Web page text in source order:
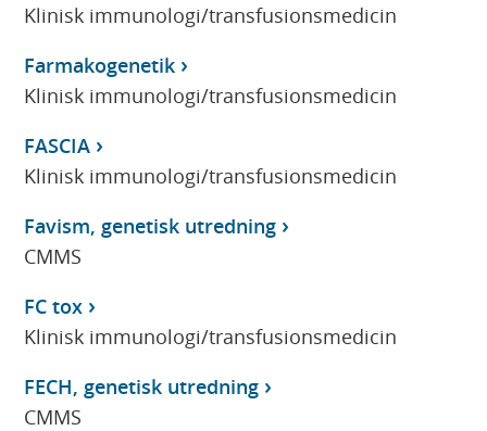
Klinisk immunologi/transfusionsmedicin
Farmakogenetik
Klinisk immunologi/transfusionsmedicin
FASCIA
Klinisk immunologi/transfusionsmedicin
Favism, genetisk utredning
CMMS
FC tox
Klinisk immunologi/transfusionsmedicin
FECH, genetisk utredning
CMMS